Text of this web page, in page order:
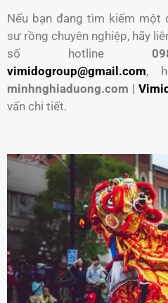
Nếu bạn đang tìm kiếm
sư rồng chuyên nghiệp, hãy
số hotline
vimidogroup@gmail.com,
minhnghiaduong.com |
vấn chi tiết.